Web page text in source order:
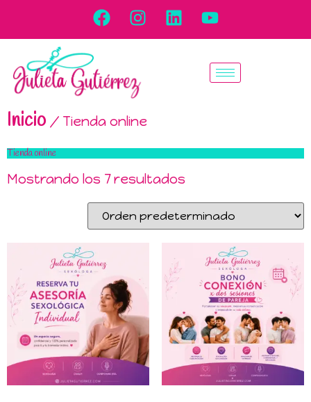
Inicio/ Tienda online
Tienda online
Mostrando los 7 resultados